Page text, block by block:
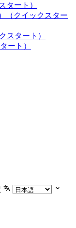
タート）
（クイックスター
スタート）
ート）